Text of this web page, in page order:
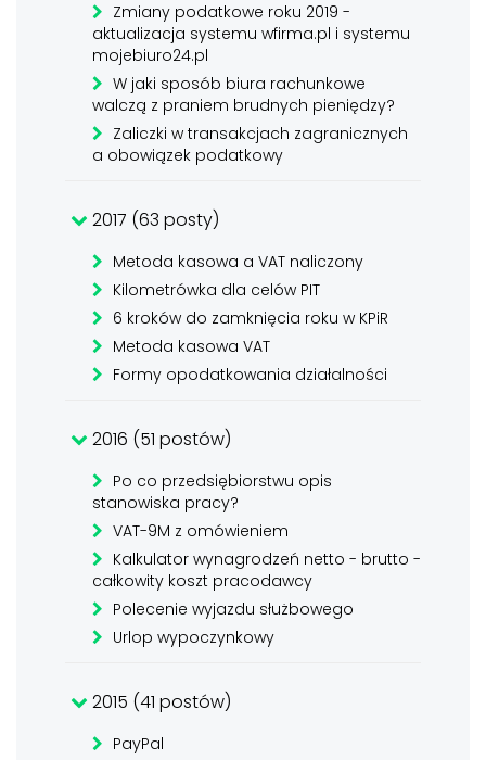
Zmiany podatkowe roku 2019 -
aktualizacja systemu wfirma.pl i systemu
mojebiuro24.pl
W jaki sposób biura rachunkowe
walczą z praniem brudnych pieniędzy?
Zaliczki w transakcjach zagranicznych
a obowiązek podatkowy
2017 (63 posty)
Metoda kasowa a VAT naliczony
Kilometrówka dla celów PIT
6 kroków do zamknięcia roku w KPiR
Metoda kasowa VAT
Formy opodatkowania działalności
2016 (51 postów)
Po co przedsiębiorstwu opis
stanowiska pracy?
VAT-9M z omówieniem
Kalkulator wynagrodzeń netto - brutto -
całkowity koszt pracodawcy
Polecenie wyjazdu służbowego
Urlop wypoczynkowy
2015 (41 postów)
PayPal